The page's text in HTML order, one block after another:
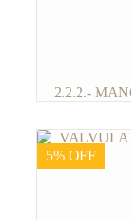
2.2.2.-
5% OFF